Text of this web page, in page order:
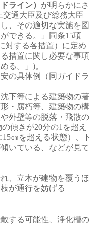
ライン） が明らかにさ
交通大臣及び総務大臣
、その適切な実施を図
できる。」同条15項
対する各措置）に定め
措置に関し必要な事項
る。」)。
の具体例（同ガイドラ
下等による建築物の著
・腐朽等、建築物の構
外壁等の脱落・飛散の
傾きが20分の1を超え
㎝を超える状態）、ト
いている、などが見て
、立木が建物を覆うほ
が通行を妨げる
する可能性、浄化槽の